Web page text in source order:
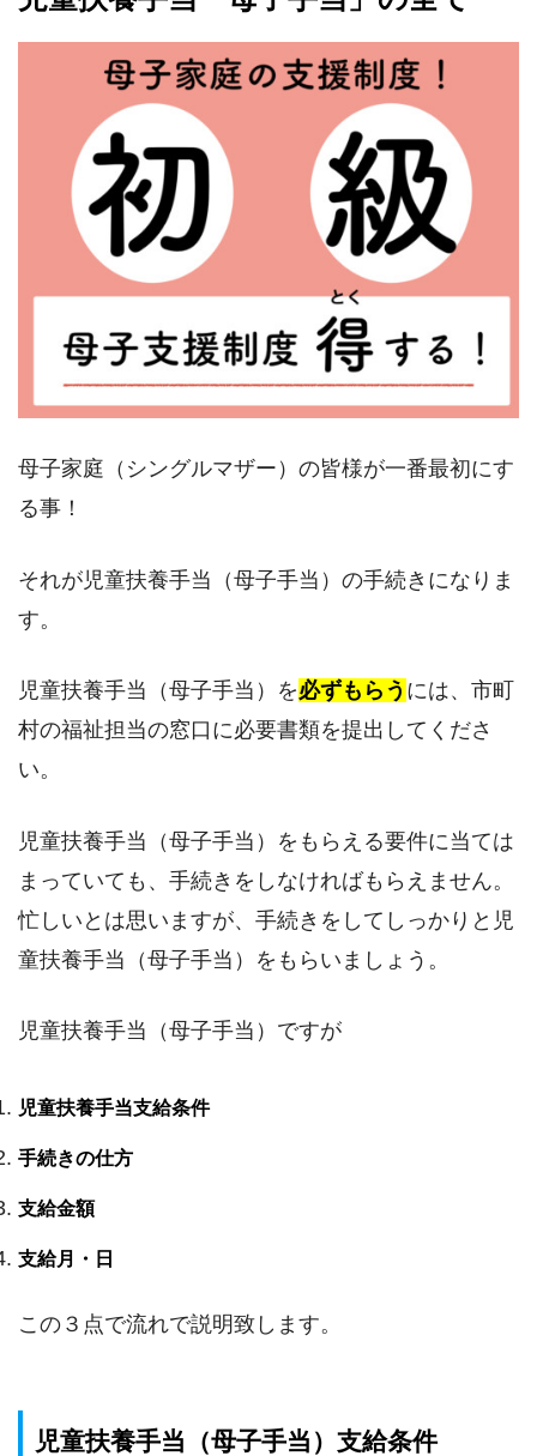
母子家庭（シングルマザー）の皆様が一番最初にす
る事！
それが児童扶養手当（母子手当）の手続きになりま
す。
児童扶養手当（母子手当）を必ずもらう には、市町
村の福祉担当の窓口に必要書類を提出してくださ
い。
児童扶養手当（母子手当）をもらえる要件に当ては
まっていても、手続きをしなければもらえません。
忙しいとは思いますが、手続きをしてしっかりと児
童扶養手当（母子手当）をもらいましょう。
児童扶養手当（母子手当）ですが
児童扶養手当支給条件
手続きの仕方
支給金額
支給月・日
この３点で流れで説明致します。
児童扶養手当（母子手当）支給条件